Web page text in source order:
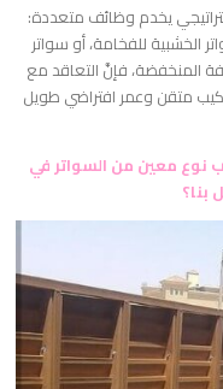
يخدم وظائف متعددة:
الخشبية للفخامة، أو سواتر
المنخفضة، فإنَّ التعاقد مع
متقن وعمر افتراضي طويل
نوع معين من السواتر في
بنا؟